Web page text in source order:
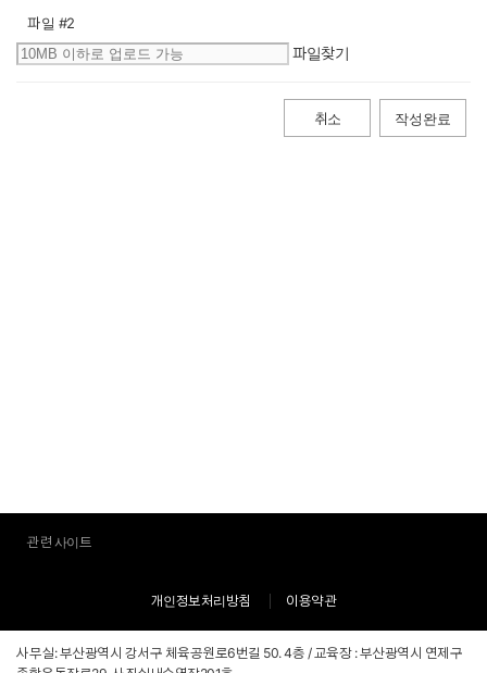
파일 #2
파일찾기
취소
개인정보처리방침 이용약관
관련 사이트
사무실: 부산광역시 강서구 체육공원로6번길 50. 4층 / 교육장 : 부산광역시 연제구